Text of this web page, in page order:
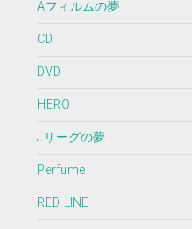
Aフィルムの夢
CD
DVD
HERO
Jリーグの夢
Perfume
RED LINE